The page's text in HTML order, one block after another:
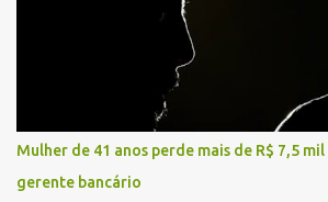
realizadas na rodovia, momento em que
a violência da colisão, o motociclista foi
Testemunhas relataram que o capacete teria
durante o acidente. O jovem sofreu
morreu ainda no local. Equipes de resgate e
concessionária responsável pela rodovia
realizaram a sinalização da via, além de
vítima. No entanto, o óbito foi constatado
Mulher de 41 anos perde mais de R$ 7,5
gerente bancário